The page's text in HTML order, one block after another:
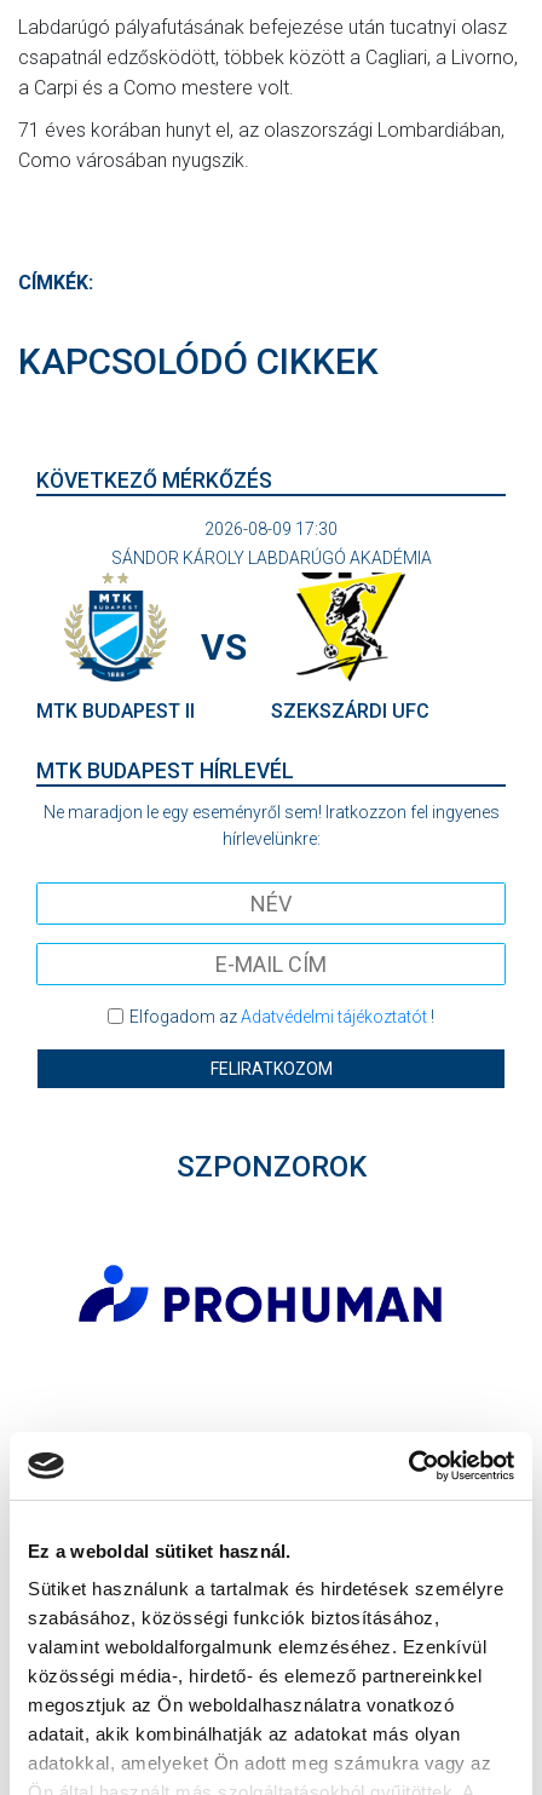
Ez a weboldal sütiket használ.
Sütiket használunk a tartalmak és hirdetések személyre
szabásához, közösségi funkciók biztosításához,
valamint weboldalforgalmunk elemzéséhez. Ezenkívül
közösségi média-, hirdető- és elemező partnereinkkel
megosztjuk az Ön weboldalhasználatra vonatkozó
adatait, akik kombinálhatják az adatokat más olyan
adatokkal, amelyeket Ön adott meg számukra vagy az
Labdarúgó pályafutásának befejezése után tucatnyi olasz
csapatnál edzősködött, többek között a Cagliari, a Livorno,
a Carpi és a Como mestere volt.
71 éves korában hunyt el, az olaszországi Lombardiában,
Como városában nyugszik.
CÍMKÉK:
KAPCSOLÓDÓ CIKKEK
KÖVETKEZŐ MÉRKŐZÉS
2026-08-09 17:30
SÁNDOR KÁROLY LABDARÚGÓ AKADÉMIA
MTK BUDAPEST II
VS
SZEKSZÁRDI UFC
MTK BUDAPEST HÍRLEVÉL
Ne maradjon le egy eseményről sem! Iratkozzon fel ingyenes
hírlevelünkre:
Elfogadom azAdatvédelmi tájékoztatót!
FELIRATKOZOM
SZPONZOROK